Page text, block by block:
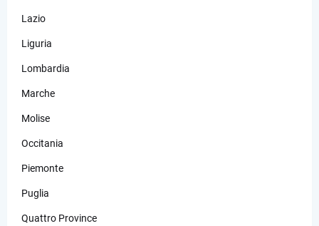
Lazio
Liguria
Lombardia
Marche
Molise
Occitania
Piemonte
Puglia
Quattro Province